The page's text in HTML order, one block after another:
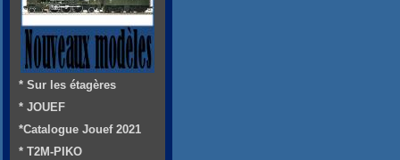
* Sur les étagères
* JOUEF
*Catalogue Jouef 2021
* T2M-PIKO